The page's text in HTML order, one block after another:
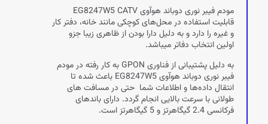
مودم فیبر نوری دوباند هوآوی EG8247W5 CATV
قابلیت استفاده در محل‌های کوچکی مانند خانه، دفتر کار
و غیره را دارد و به دلیل دارا بودن از ظاهری زیبا جزو
اولین انتخاب دفاتر میباشد.
به دلیل پشتیبانی از فناوری GPON به کار رفته در مودم
فیبر نوری دوباند هوآوی EG8247W5 باعث شده تا
انتقال داده‌ها و اطلاعات شما حتی در مسافت های
طولانی با سرعت بالایی انجام گردد. دارای باندهای
فرکانسی 2.4 گیگاهرتز و 5 گیگاهرتز است.